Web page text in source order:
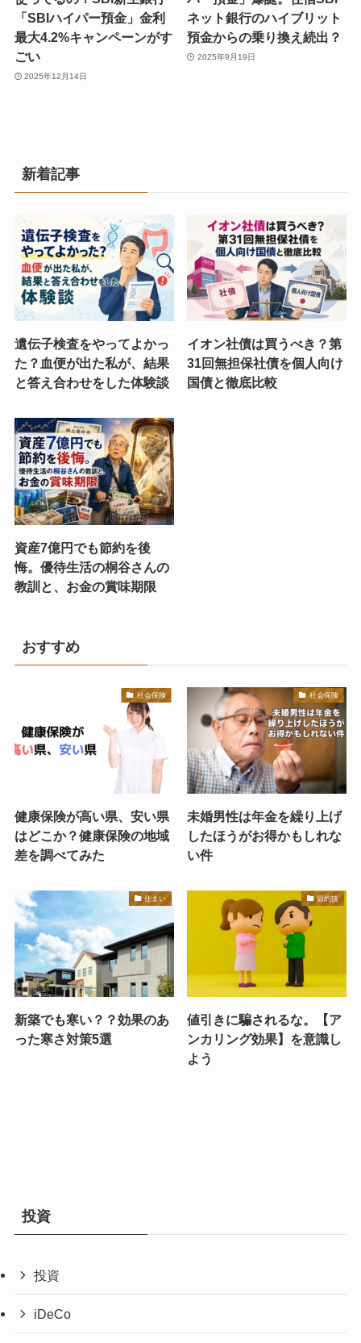
「SBIハイパー預金」金利
最大4.2%キャンペーンがす
ごい
2025年12月14日
ネット銀行のハイブリット
預金からの乗り換え続出？
2025年9月19日
新着記事
遺伝子検査をやってよかっ
た？血便が出た私が、結果
と答え合わせをした体験談
イオン社債は買うべき？第
31回無担保社債を個人向け
国債と徹底比較
資産7億円でも節約を後
悔。優待生活の桐谷さんの
教訓と、お金の賞味期限
おすすめ
社会保険
健康保険が高い県、安い県
はどこか？健康保険の地域
差を調べてみた
社会保険
未婚男性は年金を繰り上げ
したほうがお得かもしれな
い件
住まい
新築でも寒い？？効果のあ
った寒さ対策5選
節約技
値引きに騙されるな。【ア
ンカリング効果】を意識し
よう
投資
投資
iDeCo